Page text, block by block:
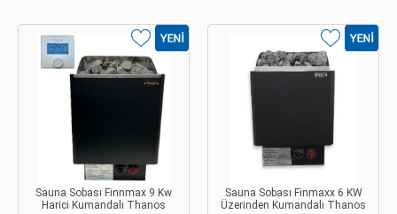
Sauna Sobası Finnmax 9 Kw
Harici Kumandalı Thanos
Sauna Sobası Finmaxx 6 KW
Üzerinden Kumandalı Thanos